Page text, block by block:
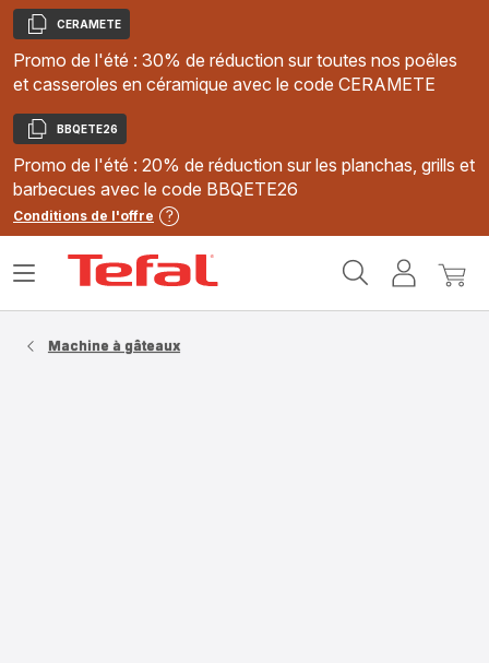
Copier
CERAMETE
Promo de l'été : 30% de réduction sur toutes nos poêles
et casseroles en céramique avec le code CERAMETE
Copier
BBQETE26
Promo de l'été : 20% de réduction sur les planchas, grills et
barbecues avec le code BBQETE26
Conditions de l'offre
MonMon
Ouvrir
Machine à gâteaux